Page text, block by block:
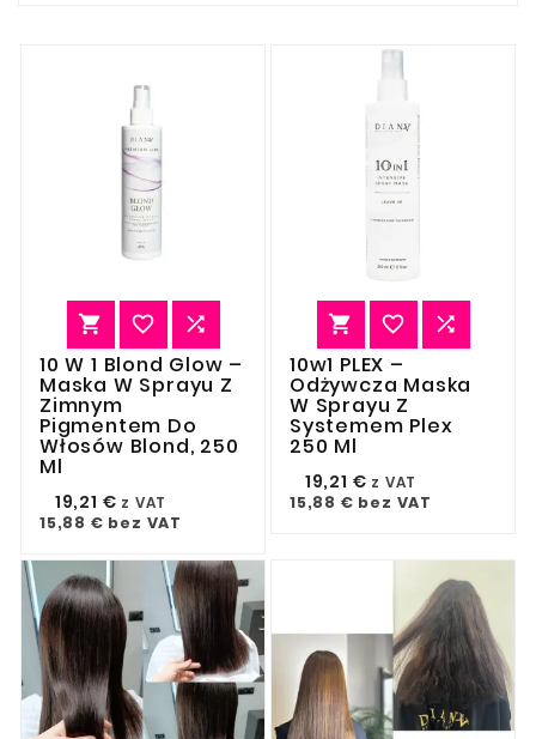
  
10 W 1 Blond Glow –
Maska W Sprayu Z
Zimnym
Pigmentem Do
Włosów Blond, 250
Ml
19,21 € z VAT
15,88 € bez VAT
  
10w1 PLEX –
Odżywcza Maska
W Sprayu Z
Systemem Plex
250 Ml
19,21 € z VAT
15,88 € bez VAT